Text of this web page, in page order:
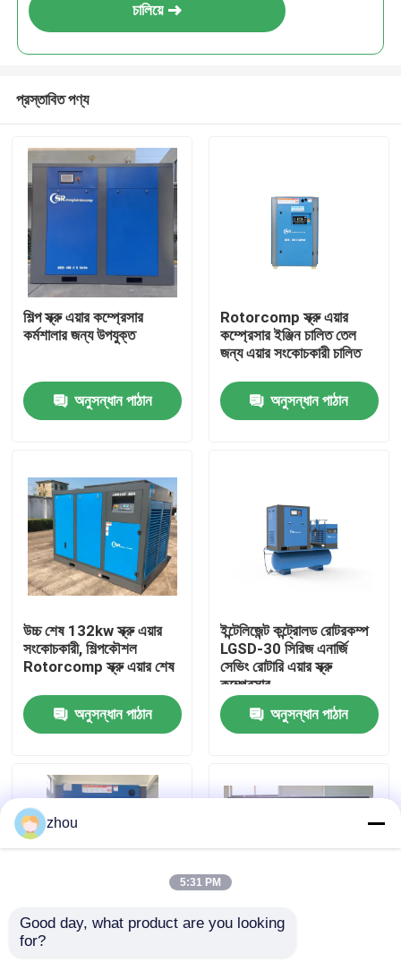
পণ্য
ভিডিও
আমাদের সম্পর্কে
কারখানা ভ্রমণ
মান নিয়ন্ত্রণ
যোগাযোগ করুন
খবর
চালিয়ে
প্রস্তাবিত পণ্য
শিল্প স্ক্রু এয়ার কম্প্রেসার
কর্মশালার জন্য উপযুক্ত
অনুসন্ধান পাঠান
Rotorcomp স্ক্রু এয়ার
কম্প্রেসার ইঞ্জিন চালিত তেল
জন্য এয়ার সংকোচকারী চালিত
অনুসন্ধান পাঠান
উচ্চ শেষ 132kw স্ক্রু এয়ার
সংকোচকারী, শিল্পকৌশল
Rotorcomp স্ক্রু এয়ার শেষ
অনুসন্ধান পাঠান
ইন্টেলিজেন্ট কন্ট্রোলড রোটরকম্প
LGSD-30 সিরিজ এনার্জি
সেভিং রোটারি এয়ার স্ক্রু
কম্প্রেসার
অনুসন্ধান পাঠান
কার্যকারিতা LGFD-75KW কম
zhou
5:31 PM
Good day, what product are you looking
for?